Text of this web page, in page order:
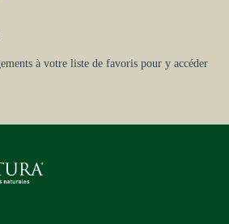
à votre liste de favoris pour y accéder